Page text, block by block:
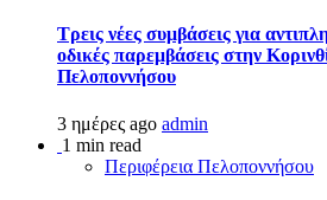
Τρεις νέες συμβάσεις για
οδικές παρεμβάσεις στην
Πελοποννήσου
3 ημέρες ago admin
1 min read
Περιφέρεια Πελοποννήσου